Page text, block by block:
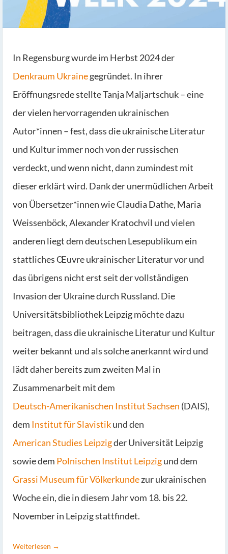
In Regensburg wurde im Herbst 2024 der
Denkraum Ukrainegegründet. In ihrer
Eröffnungsrede stellte Tanja Maljartschuk – eine
der vielen hervorragenden ukrainischen
Autor*innen – fest, dass die ukrainische Literatur
und Kultur immer noch von der russischen
verdeckt, und wenn nicht, dann zumindest mit
dieser erklärt wird. Dank der unermüdlichen Arbeit
von Übersetzer*innen wie Claudia Dathe, Maria
Weissenböck, Alexander Kratochvil und vielen
anderen liegt dem deutschen Lesepublikum ein
stattliches Œuvre ukrainischer Literatur vor und
das übrigens nicht erst seit der vollständigen
Invasion der Ukraine durch Russland. Die
Universitätsbibliothek Leipzig möchte dazu
beitragen, dass die ukrainische Literatur und Kultur
weiter bekannt und als solche anerkannt wird und
lädt daher bereits zum zweiten Mal in
Zusammenarbeit mit dem
Deutsch-Amerikanischen Institut Sachsen (DAIS),
dem Institut für Slavistikund den
American Studies Leipzigder Universität Leipzig
sowie dem Polnischen Institut Leipzigund dem
Grassi Museum für Völkerkundezur ukrainischen
Woche ein, die in diesem Jahr vom 18. bis 22.
November in Leipzig stattfindet.
Weiterlesen →